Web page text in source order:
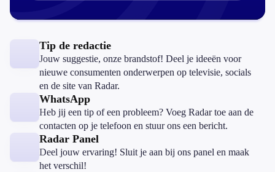
Tip de redactie
Jouw suggestie, onze brandstof! Deel je ideeën voor
nieuwe consumenten onderwerpen op televisie, socials
en de site van Radar.
WhatsApp
Heb jij een tip of een probleem? Voeg Radar toe aan de
contacten op je telefoon en stuur ons een bericht.
Radar Panel
Deel jouw ervaring! Sluit je aan bij ons panel en maak
het verschil!